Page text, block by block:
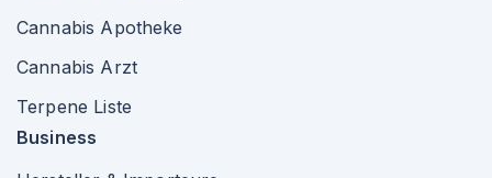
Cannabis Apotheke
Cannabis Arzt
Terpene Liste
Business